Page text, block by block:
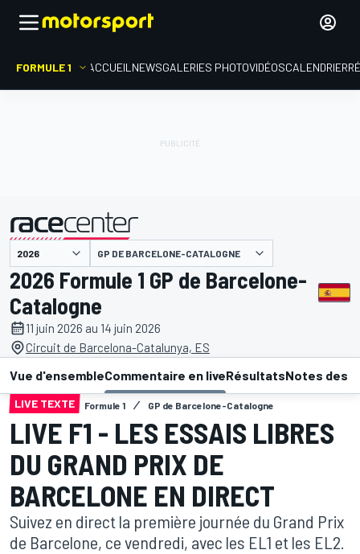
FORMULE 1 ACCUEIL NEWSGALERIES PHOTOVIDÉOSCALENDRIER
GP DE BARCELONE-CATALOGNE
2026 Formule 1 GP de Barcelone-
Catalogne
11 juin 2026 au 14 juin 2026
Circuit de Barcelona-Catalunya, ES
Vue d'ensembleCommentaire en liveRésultatsNotes des
LIVE TEXTE Formule 1 GP de Barcelone-Catalogne
LIVE F1 - LES ESSAIS LIBRES
DU GRAND PRIX DE
BARCELONE EN DIRECT
Suivez en direct la première journée du Grand Prix
de Barcelone, ce vendredi, avec les EL1 et les EL2.